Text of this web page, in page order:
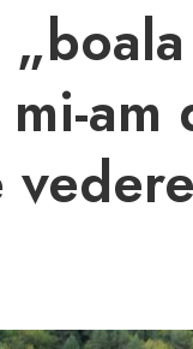
am